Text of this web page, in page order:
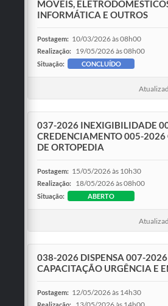
MÓVEIS,
INFORMÁTICA E OUTROS
Postagem: 10/03/2026 às 08h00
Realização: 19/05/2026 às 08h00
Situação: CONCLUÍDO
037-2026 INEXIGIBILIDADE
CREDENCIAMENTO 005-2026
DE ORTOPEDIA
Postagem: 15/05/2026 às 10h30
Realização: 18/05/2026 às 08h00
Situação: ABERTO
038-2026 DISPENSA 007-2026
CAPACITAÇÃO URGÊNCIA E
Postagem: 12/05/2026 às 14h30